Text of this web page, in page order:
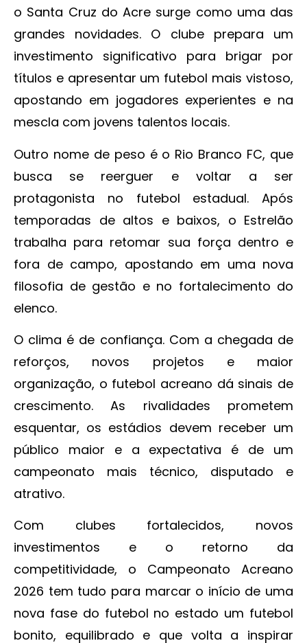
o Santa Cruz do Acre surge como uma das
grandes novidades. O clube prepara um
investimento significativo para brigar por
títulos e apresentar um futebol mais vistoso,
apostando em jogadores experientes e na
mescla com jovens talentos locais.
Outro nome de peso é o Rio Branco FC, que
busca se reerguer e voltar a ser
protagonista no futebol estadual. Após
temporadas de altos e baixos, o Estrelão
trabalha para retomar sua força dentro e
fora de campo, apostando em uma nova
filosofia de gestão e no fortalecimento do
elenco.
O clima é de confiança. Com a chegada de
reforços, novos projetos e maior
organização, o futebol acreano dá sinais de
crescimento. As rivalidades prometem
esquentar, os estádios devem receber um
público maior e a expectativa é de um
campeonato mais técnico, disputado e
atrativo.
Com clubes fortalecidos, novos
investimentos e o retorno da
competitividade, o Campeonato Acreano
2026 tem tudo para marcar o início de uma
nova fase do futebol no estado um futebol
bonito, equilibrado e que volta a inspirar